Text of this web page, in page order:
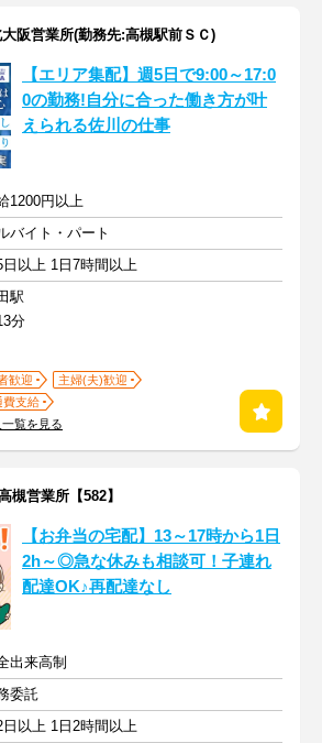
阪営業所(勤務先:高槻駅前ＳＣ)
【エリア集配】週5日で9:00～17:0
0の勤務!自分に合った働き方が叶
えられる佐川の仕事
1200円以上
バイト・パート
日以上 1日7時間以上
駅
分
歓迎
主婦(夫)歓迎
費支給
覧を見る
営業所【582】
【お弁当の宅配】13～17時から1日
2h～◎急な休みも相談可！子連れ
配達OK♪再配達なし
出来高制
委託
日以上 1日2時間以上